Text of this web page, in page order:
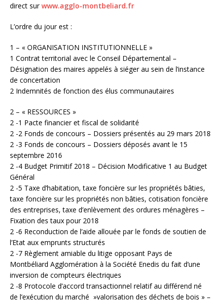
direct surwww.agglo-montbeliard.fr
L’ordre du jour est :
1 – « ORGANISATION INSTITUTIONNELLE »
1 Contrat territorial avec le Conseil Départemental –
Désignation des maires appelés à siéger au sein de l’instance
de concertation
2 Indemnités de fonction des élus communautaires
2 – « RESSOURCES »
2 -1 Pacte financier et fiscal de solidarité
2 -2 Fonds de concours – Dossiers présentés au 29 mars 2018
2 -3 Fonds de concours – Dossiers déposés avant le 15
septembre 2016
2 -4 Budget Primitif 2018 – Décision Modificative 1 au Budget
Général
2 -5 Taxe d’habitation, taxe foncière sur les propriétés bâties,
taxe foncière sur les propriétés non bâties, cotisation foncière
des entreprises, taxe d’enlèvement des ordures ménagères –
Fixation des taux pour 2018
2 -6 Reconduction de l’aide allouée par le fonds de soutien de
l’Etat aux emprunts structurés
2 -7 Règlement amiable du litige opposant Pays de
Montbéliard Agglomération à la Société Enedis du fait d’une
inversion de compteurs électriques
2 -8 Protocole d’accord transactionnel relatif au différend né
de l’exécution du marché »valorisation des déchets de bois » –